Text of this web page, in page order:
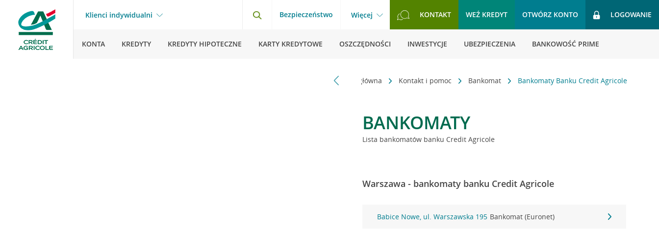
Klienci indywidualni Bezpieczeństwo Więcej KONTAKT WEŹ KREDYT OTWÓRZ KONTO LOGOWANIE
KONTA KREDYTY KREDYTY HIPOTECZNE KARTY KREDYTOWE OSZCZĘDNOŚCI INWESTYCJE UBEZPIECZENIA BANKOWOŚĆ PRIME
Strona główna Kontakt i pomoc Bankomat Bankomaty Banku Credit Agricole
BANKOMATY
Lista bankomatów banku Credit Agricole
Warszawa - bankomaty banku Credit Agricole
Babice Nowe, ul. Warszawska 195 Bankomat (Euronet)